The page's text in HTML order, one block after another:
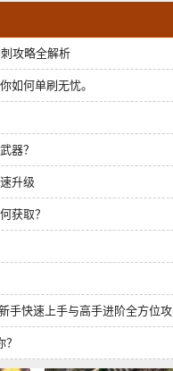
攻略全解析
如何单刷无忧。
器？
升级
获取？
手快速上手与高手进阶全方位